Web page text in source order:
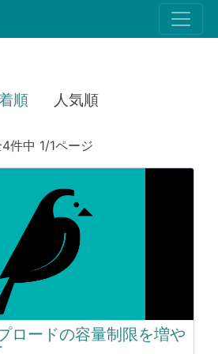
順 人気順
件中 1/1ページ
ロードの容量制限を増や